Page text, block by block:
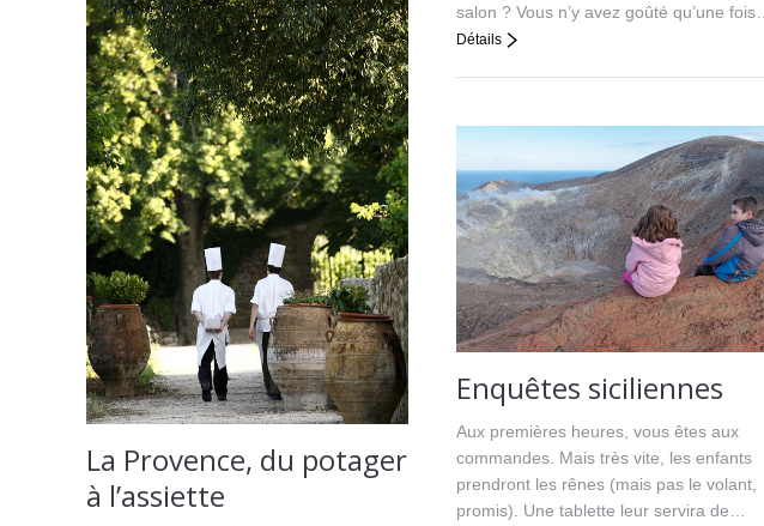
salon ? Vous n’y avez goûté qu’une fois…
Détails
La Provence, du potager
à l’assiette
Enquêtes siciliennes
Aux premières heures, vous êtes aux
commandes. Mais très vite, les enfants
prendront les rênes (mais pas le volant,
promis). Une tablette leur servira de…